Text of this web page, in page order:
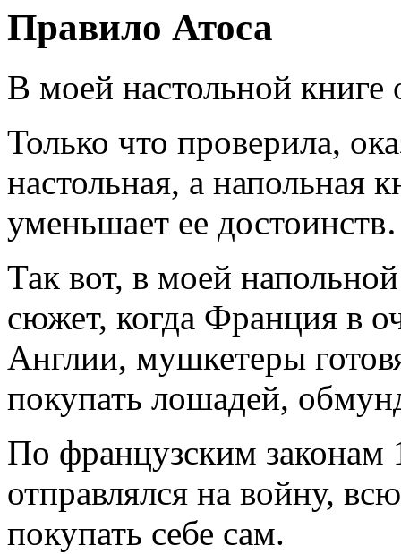
Правило Атоса
В моей настольной
Только что проверила,
настольная, а напольная
уменьшает ее
Так вот, в моей
сюжет, когда Франция в
Англии, мушкетеры
покупать лошадей,
По французским законам
отправлялся на войну,
покупать себе сам.